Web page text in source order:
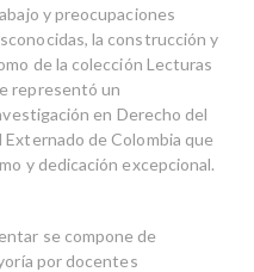
y preocupaciones
la construcción y
de la colección Lecturas
representó un
en Derecho del
de Colombia que
y dedicación excepcional.
se compone de
por docentes